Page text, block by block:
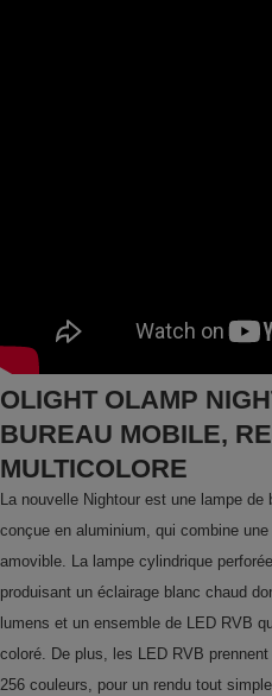
OLIGHT OLAMP
BUREAU MOBILE,
MULTICOLORE
La nouvelle Nightour est une lampe
conçue en aluminium, qui combine
amovible. La lampe cylindrique
produisant un éclairage blanc chaud
lumens et un ensemble de LED RVB
coloré. De plus, les LED RVB
256 couleurs, pour un rendu tout